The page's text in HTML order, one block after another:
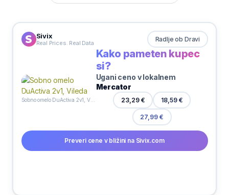
Sivix
Real Prices. Real Data Radlje ob Dravi
Sobno omelo DuActiva 2v1, Vileda
Kako pameten kupec
si?
Ugani ceno v lokalnem
Mercator
23,29 € 18,59 €
27,99 €
Preveri cene v bližini na Sivix.com